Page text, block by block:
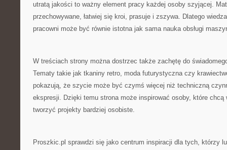
utratą jakości to ważny element pracy każdej osoby szyjącej.
przechowywane, łatwiej się kroi, prasuje i zszywa. Dlatego
pracowni może być równie istotna jak sama nauka obsługi
W treściach strony można dostrzec także zachętę do
Tematy takie jak tkaniny retro, moda futurystyczna czy
pokazują, że szycie może być czymś więcej niż techniczną
ekspresji. Dzięki temu strona może inspirować osoby, które
tworzyć projekty bardziej osobiste.
Proszkic.pl sprawdzi się jako centrum inspiracji dla tych, którzy